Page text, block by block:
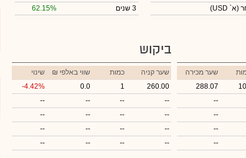
(א` USD)
3 שנים
62.15%
שער מכירה
288.07
--
--
--
--
ביקוש
שער קניה כמות ₪ שווי באלפי
שינוי
260.00
1
0.0
-4.42%
--
--
--
--
--
--
--
--
--
--
--
--
--
--
--
--